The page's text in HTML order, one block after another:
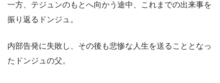
一方、テジュンのもとへ向かう途中、これまでの出来事を
振り返るドンジュ。
内部告発に失敗し、その後も悲惨な人生を送ることとなっ
たドンジュの父。